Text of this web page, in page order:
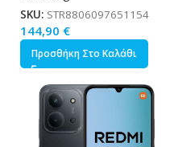
SKU: STR8806097651154
144,90 €
Προσθήκη Στο Καλάθι